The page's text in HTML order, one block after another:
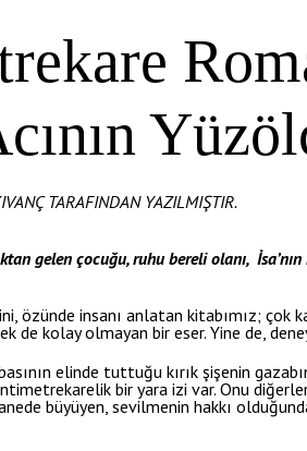
TARAFINDAN YAZILMIŞTIR.
gelen çocuğu, ruhu bereli olanı,
özünde insanı anlatan kitabımız; çok
de kolay olmayan bir eser. Yine de,
elinde tuttuğu kırık şişenin
bir yara izi var. Onu
büyüyen, sevilmenin hakkı